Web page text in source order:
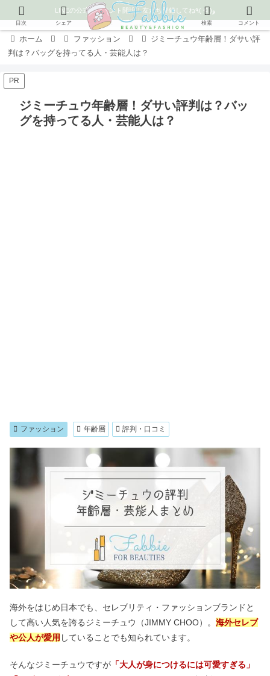
LINEの公式アカウント開設！友だち登録してね٩( ᐛ )و
ホーム ファッション
ジミーチュウ年齢層！ダサい評
判は？バッグを持ってる人・芸能人は？
PR
ジミーチュウ年齢層！ダサい評判は？バッ
グを持ってる人・芸能人は？
ファッション 年齢層 評判・口コミ
海外をはじめ日本でも、セレブリティ・ファッションブランドと
して高い人気を誇るジミーチュウ（JIMMY CHOO）。 海外セレブ
や公人が愛用 していることでも知られています。
そんなジミーチュウですが 「大人が身につけるには可愛すぎる」
目次 シェア 検索 コメント